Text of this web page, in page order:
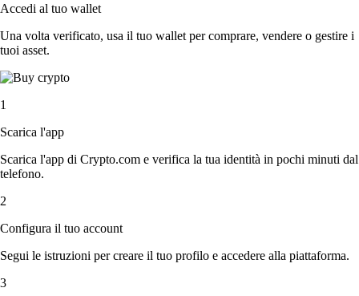
Accedi al tuo wallet
Una volta verificato, usa il tuo wallet per comprare, vendere o gestire i
tuoi asset.
1
Scarica l'app
Scarica l'app di Crypto.com e verifica la tua identità in pochi minuti dal
telefono.
2
Configura il tuo account
Segui le istruzioni per creare il tuo profilo e accedere alla piattaforma.
3